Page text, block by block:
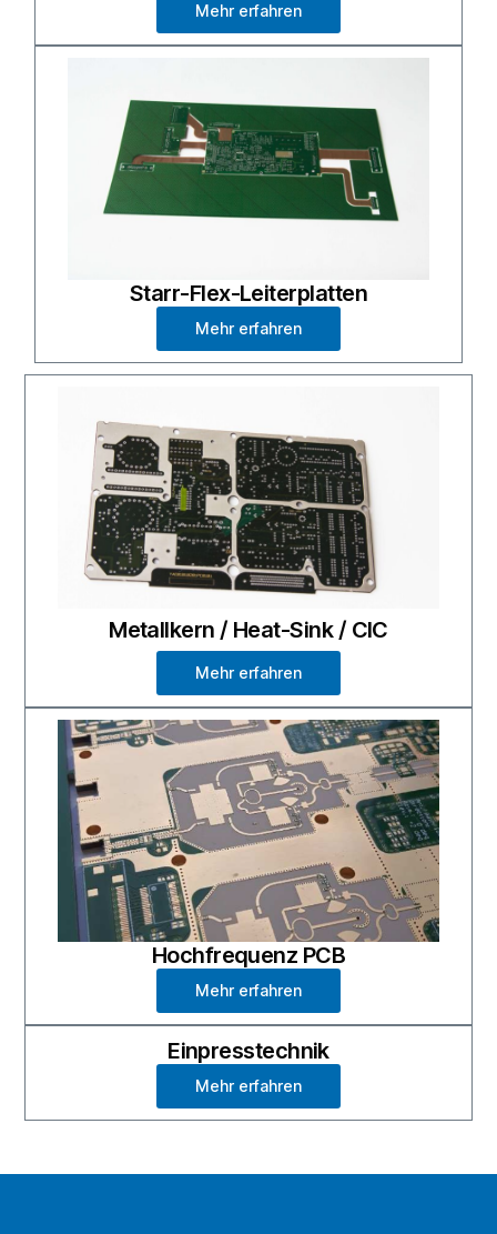
Mehr erfahren
Starr-Flex-Leiterplatten
Mehr erfahren
Metallkern / Heat-Sink / CIC
Mehr erfahren
Hochfrequenz PCB
Mehr erfahren
Einpresstechnik
Mehr erfahren